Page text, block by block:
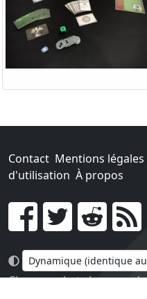
Contact Mentions légales
d'utilisation À propos
Go !
Chaque achat chez une